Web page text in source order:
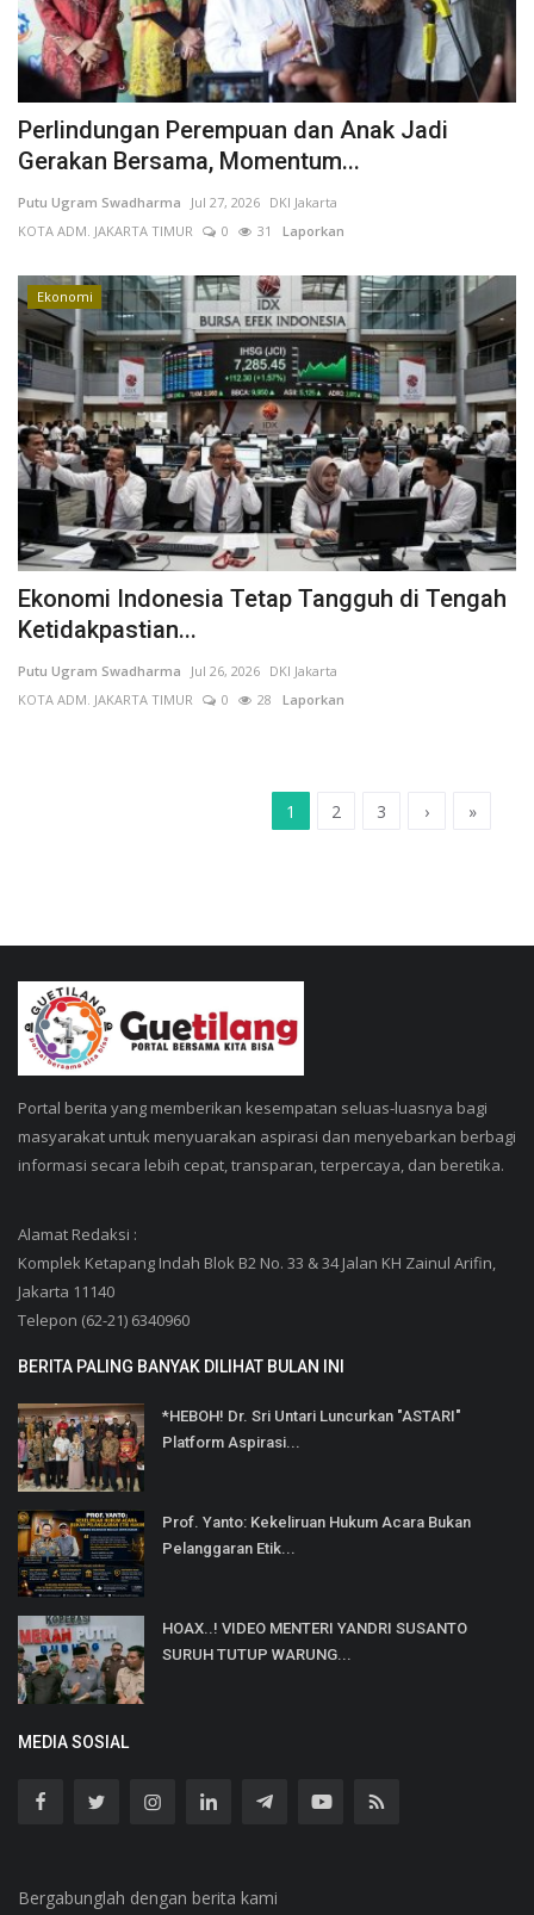
Perlindungan Perempuan dan Anak Jadi
Gerakan Bersama, Momentum...
Putu Ugram Swadharma Jul 27, 2026 DKI Jakarta
KOTA ADM. JAKARTA TIMUR
0 31 Laporkan
Ekonomi
Ekonomi Indonesia Tetap Tangguh di Tengah
Ketidakpastian...
Putu Ugram Swadharma Jul 26, 2026 DKI Jakarta
KOTA ADM. JAKARTA TIMUR
0 28 Laporkan
1 2 3 › »
Portal berita yang memberikan kesempatan seluas-luasnya bagi
masyarakat untuk menyuarakan aspirasi dan menyebarkan berbagi
informasi secara lebih cepat, transparan, terpercaya, dan beretika.
Alamat Redaksi :
Komplek Ketapang Indah Blok B2 No. 33 & 34 Jalan KH Zainul Arifin,
Jakarta 11140
Telepon (62-21) 6340960
BERITA PALING BANYAK DILIHAT BULAN INI
*HEBOH! Dr. Sri Untari Luncurkan "ASTARI"
Platform Aspirasi...
Prof. Yanto: Kekeliruan Hukum Acara Bukan
Pelanggaran Etik...
HOAX..! VIDEO MENTERI YANDRI SUSANTO
SURUH TUTUP WARUNG...
MEDIA SOSIAL
Bergabunglah dengan berita kami